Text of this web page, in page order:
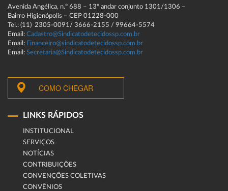
Avenida Angélica, n.º 688 – 13º andar conjunto 1301/1306 –
Bairro Higienópolis – CEP 01228-000
Tel.: (11) 2305-0091/ 3666-2155 / 99664-5574
Email: Cadastro@Sindicatodetecidossp.com.br
Email: Financeiro@sindicatodetecidossp.com.br
Email: Secretaria@Sindicatodetecidossp.com.br
COMO CHEGAR
LINKS RÁPIDOS
INSTITUCIONAL
SERVIÇOS
NOTÍCIAS
CONTRIBUIÇÕES
CONVENÇÕES COLETIVAS
CONVÊNIOS